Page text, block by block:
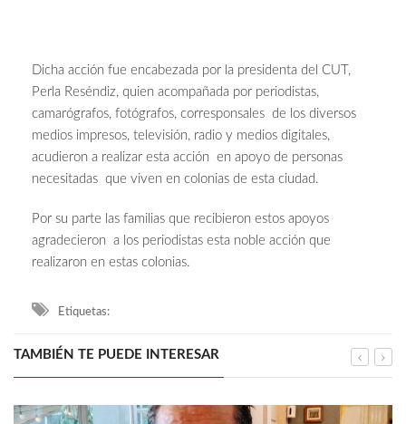
Dicha acción fue encabezada por la presidenta del CUT,
Perla Reséndiz, quien acompañada por periodistas,
camarógrafos, fotógrafos, corresponsales de los diversos
medios impresos, televisión, radio y medios digitales,
acudieron a realizar esta acción en apoyo de personas
necesitadas que viven en colonias de esta ciudad.
Por su parte las familias que recibieron estos apoyos
agradecieron a los periodistas esta noble acción que
realizaron en estas colonias.
Etiquetas:
TAMBIÉN TE PUEDE INTERESAR